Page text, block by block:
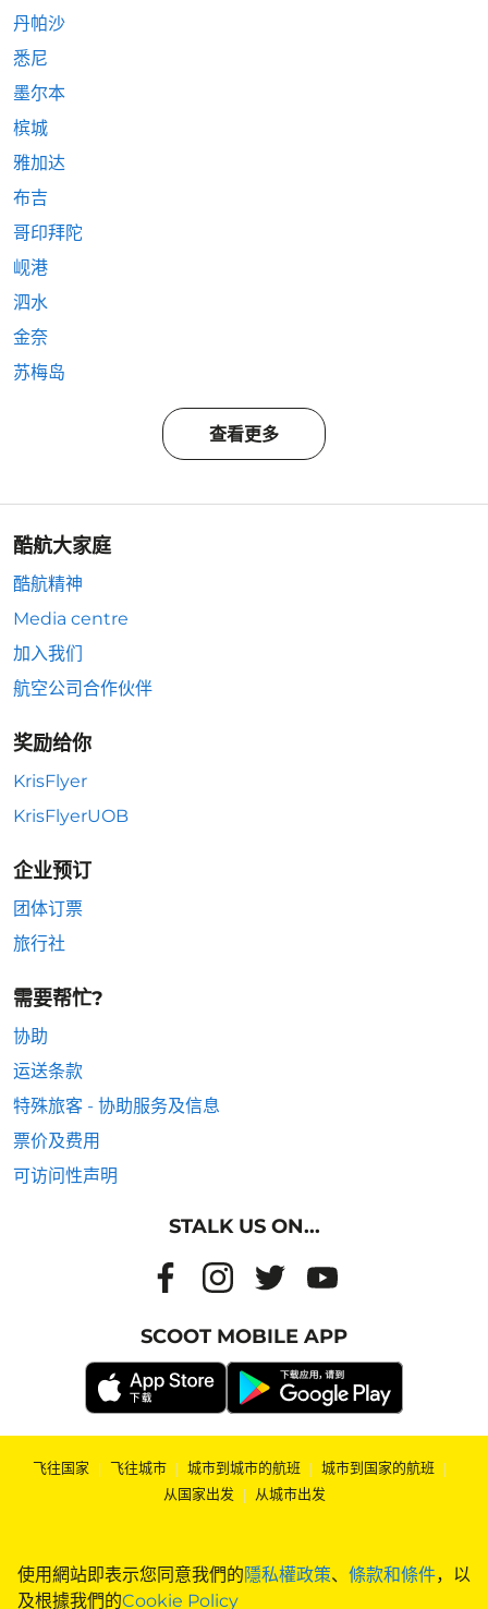
使用網站即表示您同意我們的隱私權政策、 條款和條件，以
及根據我們的Cookie Policy
丹帕沙
悉尼
墨尔本
槟城
雅加达
布吉
哥印拜陀
岘港
泗水
金奈
苏梅岛
查看更多
酷航大家庭
酷航精神
Media centre
加入我们
航空公司合作伙伴
奖励给你
KrisFlyer
KrisFlyerUOB
企业预订
团体订票
旅行社
需要帮忙?
协助
运送条款
特殊旅客 - 协助服务及信息
票价及费用
可访问性声明
STALK US ON...
SCOOT MOBILE APP
飞往国家 | 飞往城市 | 城市到城市的航班 | 城市到国家的航班 |
从国家出发 | 从城市出发